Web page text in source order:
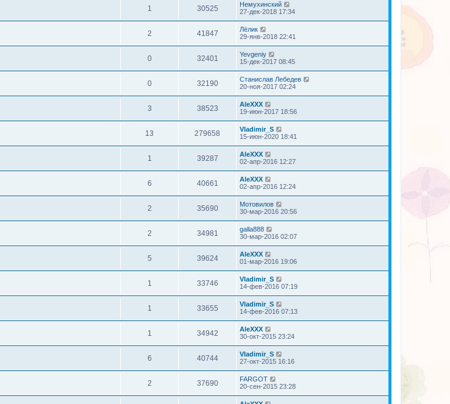
1 30525
Немухинский
27-дек-2018 17:34
2 41847
Лёлик
29-янв-2018 22:41
0 32401
Yevgeniy
15-дек-2017 08:45
0 32190
Станислав Лебедев
20-ноя-2017 02:24
3 38523
AleXXX
19-июн-2017 18:56
13 279658
Vladimir_S
15-июн-2020 18:41
1 39287
AleXXX
02-апр-2016 12:27
6 40661
AleXXX
02-апр-2016 12:24
2 35690
Мотовилов
30-мар-2016 20:56
2 34981
galla888
30-мар-2016 02:07
5 39624
AleXXX
01-мар-2016 19:06
1 33746
Vladimir_S
14-фев-2016 07:19
1 33655
Vladimir_S
14-фев-2016 07:13
1 34942
AleXXX
30-окт-2015 23:24
6 40744
Vladimir_S
27-окт-2015 16:16
2 37690
FARGOT
20-сен-2015 23:28